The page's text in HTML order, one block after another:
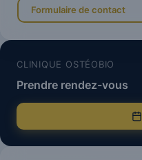
Formulaire de contact
CLINIQUE OSTÉOBIO
Prendre rendez-vous